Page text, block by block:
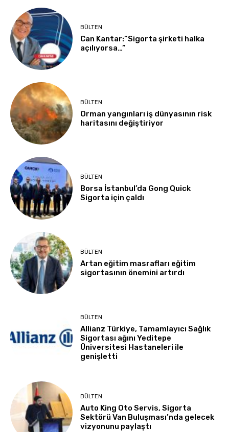
BÜLTEN
Can Kantar:”Sigorta şirketi halka
açılıyorsa…”
BÜLTEN
Orman yangınları iş dünyasının risk
haritasını değiştiriyor
BÜLTEN
Borsa İstanbul’da Gong Quick
Sigorta için çaldı
BÜLTEN
Artan eğitim masrafları eğitim
sigortasının önemini artırdı
BÜLTEN
Allianz Türkiye, Tamamlayıcı Sağlık
Sigortası ağını Yeditepe
Üniversitesi Hastaneleri ile
genişletti
BÜLTEN
Auto King Oto Servis, Sigorta
Sektörü Van Buluşması’nda gelecek
vizyonunu paylaştı